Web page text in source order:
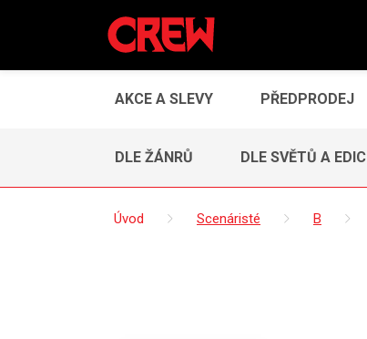
AKCE A SLEVY PŘEDPRODEJ
DLE ŽÁNRŮ DLE SVĚTŮ A EDIC
Úvod Scenáristé B